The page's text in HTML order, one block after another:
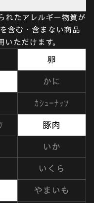
れたアレルギー物質が
含む・含まない商品
いただけます。
卵
かに
カシューナッツ
豚肉
いか
いくら
やまいも